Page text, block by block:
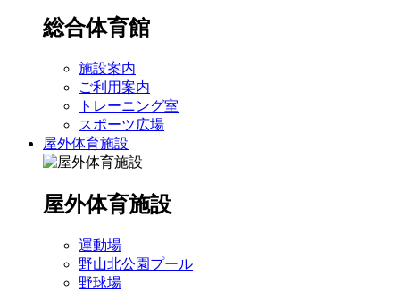
総合体育館
施設案内
ご利用案内
トレーニング室
スポーツ広場
屋外体育施設
屋外体育施設
運動場
野山北公園プール
野球場